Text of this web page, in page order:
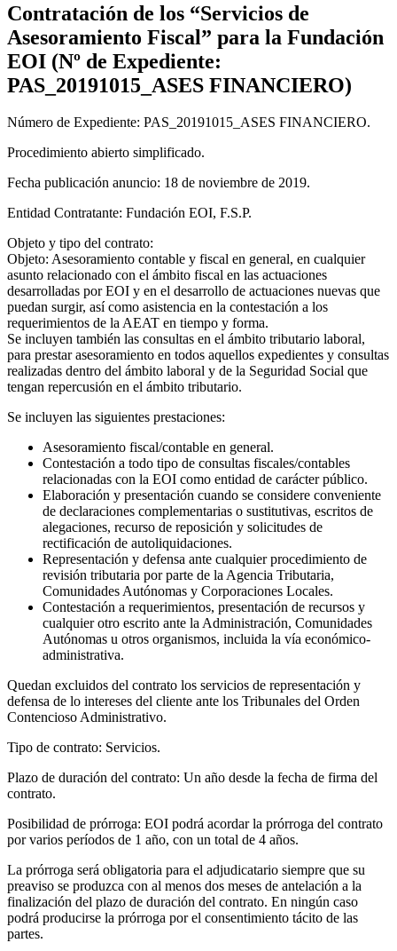
Contratación de los “Servicios de
Asesoramiento Fiscal” para la Fundación
EOI (Nº de Expediente:
PAS_20191015_ASES FINANCIERO)
Número de Expediente: PAS_20191015_ASES FINANCIERO.
Procedimiento abierto simplificado.
Fecha publicación anuncio: 18 de noviembre de 2019.
Entidad Contratante: Fundación EOI, F.S.P.
Objeto y tipo del contrato:
Objeto: Asesoramiento contable y fiscal en general, en cualquier
asunto relacionado con el ámbito fiscal en las actuaciones
desarrolladas por EOI y en el desarrollo de actuaciones nuevas que
puedan surgir, así como asistencia en la contestación a los
requerimientos de la AEAT en tiempo y forma.
Se incluyen también las consultas en el ámbito tributario laboral,
para prestar asesoramiento en todos aquellos expedientes y consultas
realizadas dentro del ámbito laboral y de la Seguridad Social que
tengan repercusión en el ámbito tributario.
Se incluyen las siguientes prestaciones:
Asesoramiento fiscal/contable en general.
Contestación a todo tipo de consultas fiscales/contables
relacionadas con la EOI como entidad de carácter público.
Elaboración y presentación cuando se considere conveniente
de declaraciones complementarias o sustitutivas, escritos de
alegaciones, recurso de reposición y solicitudes de
rectificación de autoliquidaciones.
Representación y defensa ante cualquier procedimiento de
revisión tributaria por parte de la Agencia Tributaria,
Comunidades Autónomas y Corporaciones Locales.
Contestación a requerimientos, presentación de recursos y
cualquier otro escrito ante la Administración, Comunidades
Autónomas u otros organismos, incluida la vía económico-
administrativa.
Quedan excluidos del contrato los servicios de representación y
defensa de lo intereses del cliente ante los Tribunales del Orden
Contencioso Administrativo.
Tipo de contrato: Servicios.
Plazo de duración del contrato: Un año desde la fecha de firma del
contrato.
Posibilidad de prórroga: EOI podrá acordar la prórroga del contrato
por varios períodos de 1 año, con un total de 4 años.
La prórroga será obligatoria para el adjudicatario siempre que su
preaviso se produzca con al menos dos meses de antelación a la
finalización del plazo de duración del contrato. En ningún caso
podrá producirse la prórroga por el consentimiento tácito de las
partes.